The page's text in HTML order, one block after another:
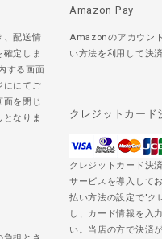
、配送情
定しま
する画面
ににてご
を閉じ
なりま
Amazon Pay
Amazonのアカウン
い方法を利用して決
クレジットカード
クレジットカード決
サービスを導入して
払い方法の設定で"ク
し、カード情報を入
い。当店の方で決済